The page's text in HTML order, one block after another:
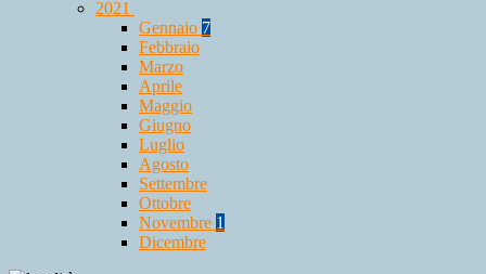
2021
Gennaio 7
Febbraio
Marzo
Aprile
Maggio
Giugno
Luglio
Agosto
Settembre
Ottobre
Novembre 1
Dicembre